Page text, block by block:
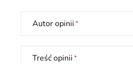
Autor opinii
Treść opinii